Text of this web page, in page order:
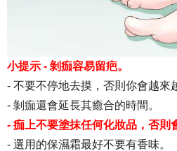
小提示 - 剝痂容易留疤。
- 不要不停地去摸，否則你會越來
- 剝痂還會延長其癒合的時間。
- 痂上不要塗抹任何化妝品，否則
- 選用的保濕霜最好不要有香味。